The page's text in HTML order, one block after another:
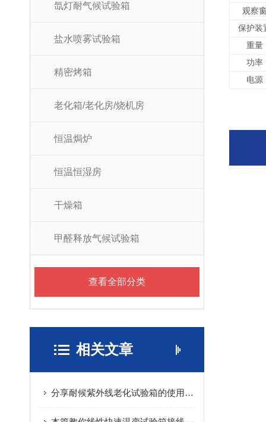
氙灯耐气候试验箱
盐水喷雾试验箱
精密烤箱
老化箱/老化房/烧机房
恒温焗炉
恒温恒湿房
干燥箱
甲醛释放气候试验箱
查看全部分类
相关文章
分享耐候紫外线老化试验箱的使用操作注意事项
观察
保护装
重量
功率
电源